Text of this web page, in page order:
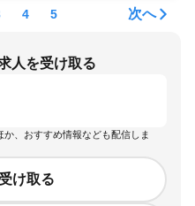
4 5 次へ
人を受け取る
か、おすすめ情報なども配信しま
け取る